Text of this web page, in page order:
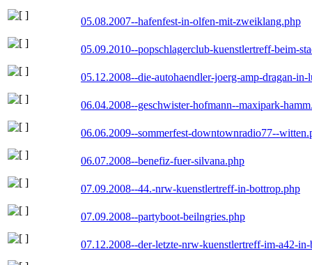
05.08.2007--hafenfest-in-olfen-mit-zweiklang.php
05.09.2010--popschlagerclub-kuenstlertreff-beim-
05.12.2008--die-autohaendler-joerg-amp-dragan-in-
06.04.2008--geschwister-hofmann--maxipark-
06.06.2009--sommerfest-downtownradio77--
06.07.2008--benefiz-fuer-silvana.php
07.09.2008--44.-nrw-kuenstlertreff-in-bottrop.php
07.09.2008--partyboot-beilngries.php
07.12.2008--der-letzte-nrw-kuenstlertreff-im-a42-